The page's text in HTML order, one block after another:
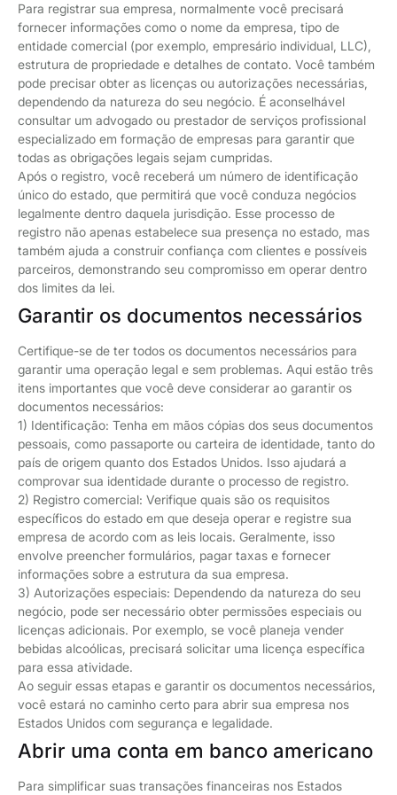
Para registrar sua empresa, normalmente você precisará
fornecer informações como o nome da empresa, tipo de
entidade comercial (por exemplo, empresário individual, LLC),
estrutura de propriedade e detalhes de contato. Você também
pode precisar obter as licenças ou autorizações necessárias,
dependendo da natureza do seu negócio. É aconselhável
consultar um advogado ou prestador de serviços profissional
especializado em formação de empresas para garantir que
todas as obrigações legais sejam cumpridas.
Após o registro, você receberá um número de identificação
único do estado, que permitirá que você conduza negócios
legalmente dentro daquela jurisdição. Esse processo de
registro não apenas estabelece sua presença no estado, mas
também ajuda a construir confiança com clientes e possíveis
parceiros, demonstrando seu compromisso em operar dentro
dos limites da lei.
Garantir os documentos necessários
Certifique-se de ter todos os documentos necessários para
garantir uma operação legal e sem problemas. Aqui estão três
itens importantes que você deve considerar ao garantir os
documentos necessários:
1) Identificação: Tenha em mãos cópias dos seus documentos
pessoais, como passaporte ou carteira de identidade, tanto do
país de origem quanto dos Estados Unidos. Isso ajudará a
comprovar sua identidade durante o processo de registro.
2) Registro comercial: Verifique quais são os requisitos
específicos do estado em que deseja operar e registre sua
empresa de acordo com as leis locais. Geralmente, isso
envolve preencher formulários, pagar taxas e fornecer
informações sobre a estrutura da sua empresa.
3) Autorizações especiais: Dependendo da natureza do seu
negócio, pode ser necessário obter permissões especiais ou
licenças adicionais. Por exemplo, se você planeja vender
bebidas alcoólicas, precisará solicitar uma licença específica
para essa atividade.
Ao seguir essas etapas e garantir os documentos necessários,
você estará no caminho certo para abrir sua empresa nos
Estados Unidos com segurança e legalidade.
Abrir uma conta em banco americano
Para simplificar suas transações financeiras nos Estados